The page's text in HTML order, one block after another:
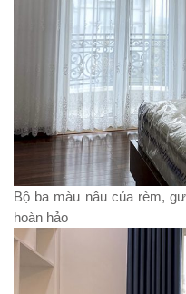
Bộ ba màu nâu của rèm,
hoàn hảo